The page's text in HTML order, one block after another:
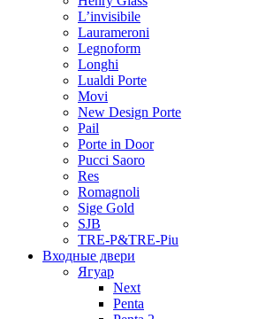
L’invisibile
Laurameroni
Legnoform
Longhi
Lualdi Porte
Movi
New Design Porte
Pail
Porte in Door
Pucci Saoro
Res
Romagnoli
Sige Gold
SJB
TRE-P&TRE-Piu
Входные двери
Ягуар
Next
Penta